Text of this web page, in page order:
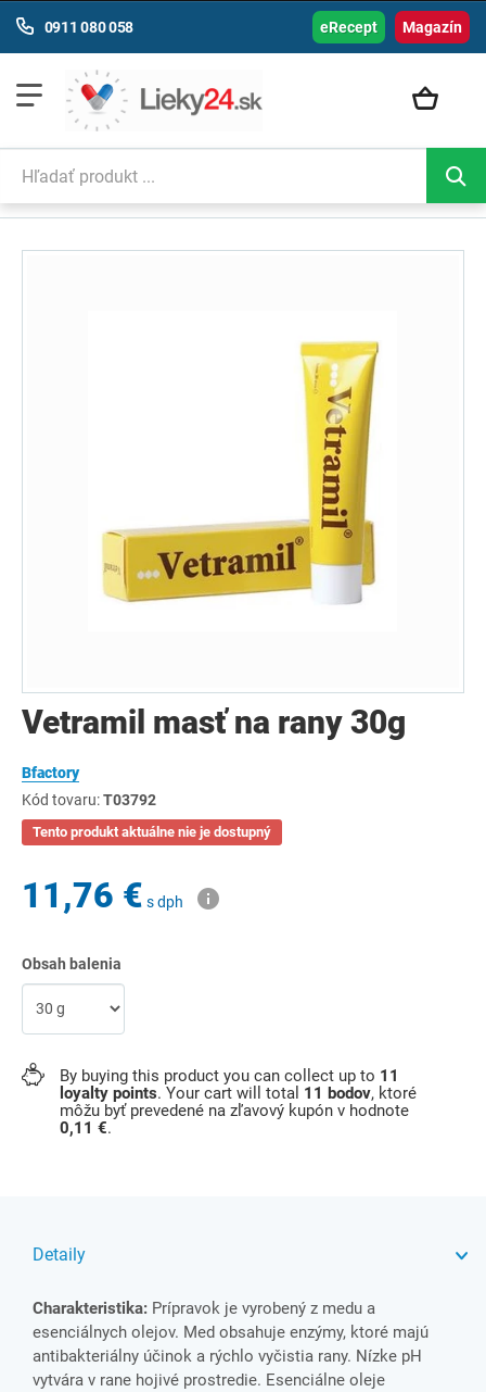
Magazín
0911 080 058 eRecept
Vetramil masť na rany 30g
Bfactory
Kód tovaru:T03792
Tento produkt aktuálne nie je dostupný
11,76 € s dph
Obsah balenia
By buying this product you can collect up to 11
loyalty points. Your cart will total 11 bodov, ktoré
môžu byť prevedené na zľavový kupón v hodnote
0,11 €.
Detaily
Charakteristika: Prípravok je vyrobený z medu a
esenciálnych olejov. Med obsahuje enzýmy, ktoré majú
antibakteriálny účinok a rýchlo vyčistia rany. Nízke pH
vytvára v rane hojivé prostredie. Esenciálne oleje